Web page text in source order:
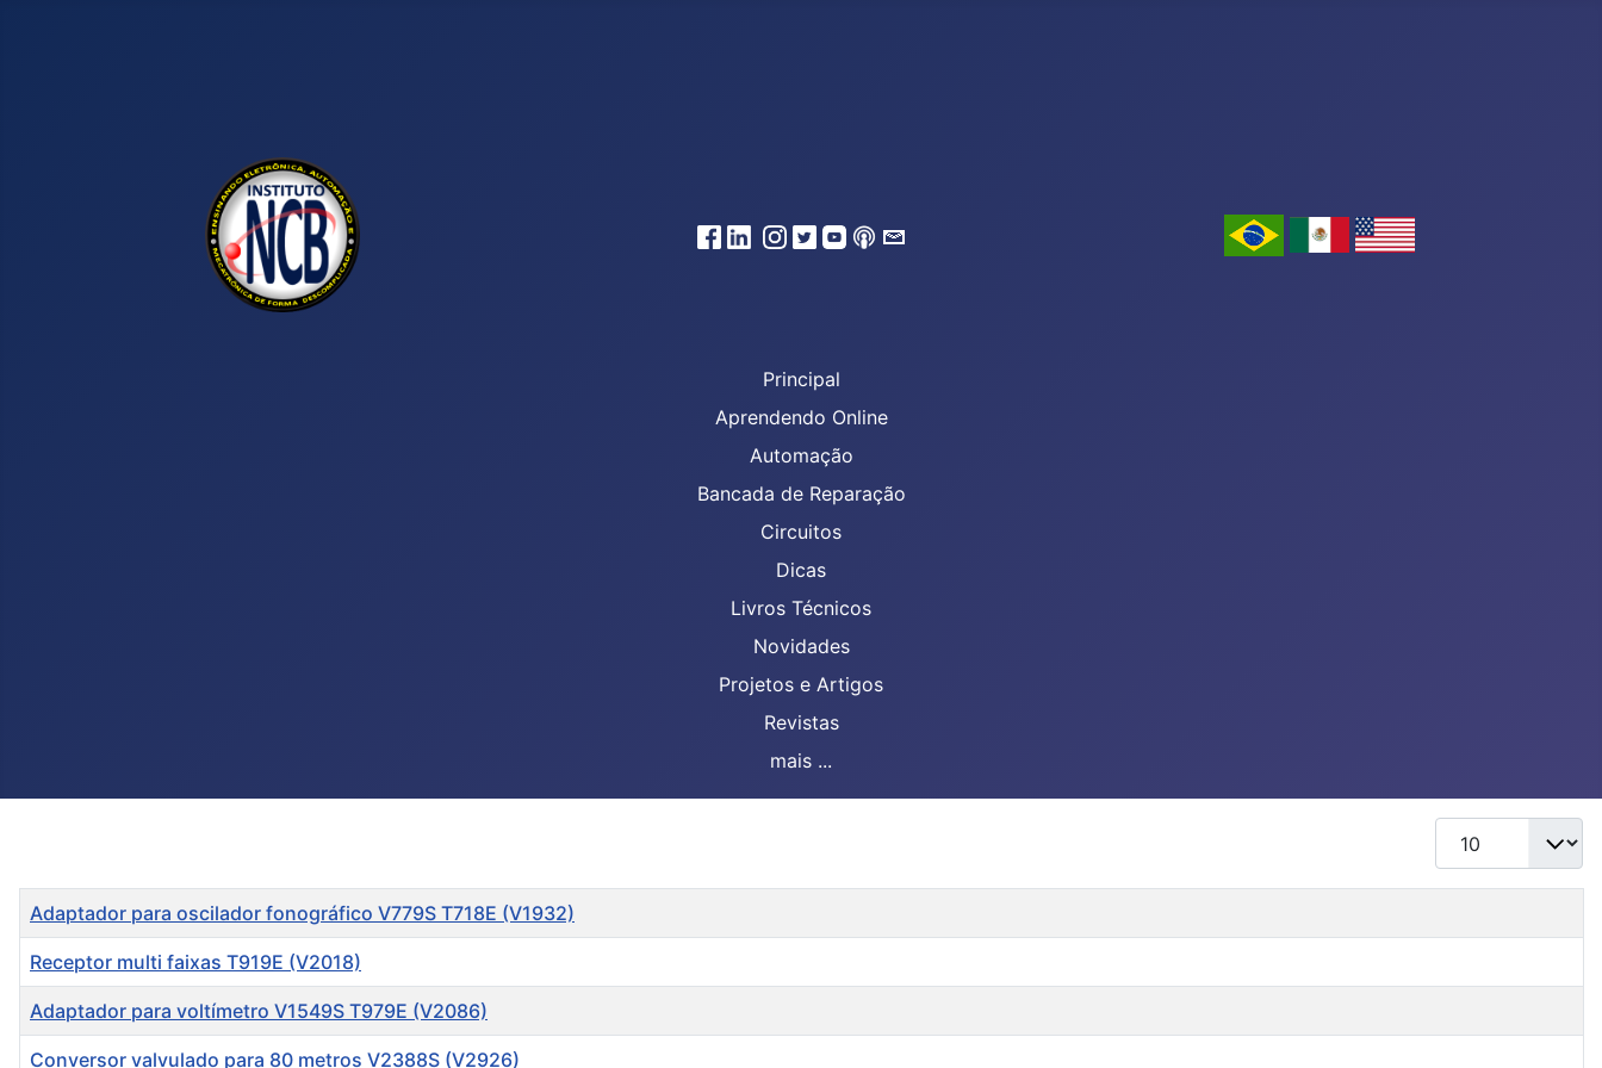
Principal
Aprendendo Online
Automação
Bancada de Reparação
Circuitos
Dicas
Livros Técnicos
Novidades
Projetos e Artigos
Revistas
mais ...
Mostrar #
Título
Adaptador para oscilador fonográfico V779S T718E (V1932)
Receptor multi faixas T919E (V2018)
Adaptador para voltímetro V1549S T979E (V2086)
Conversor valvulado para 80 metros V2388S (V2926)